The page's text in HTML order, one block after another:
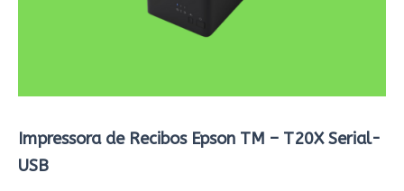
Impressora de Recibos Epson TM – T20X Serial-
USB